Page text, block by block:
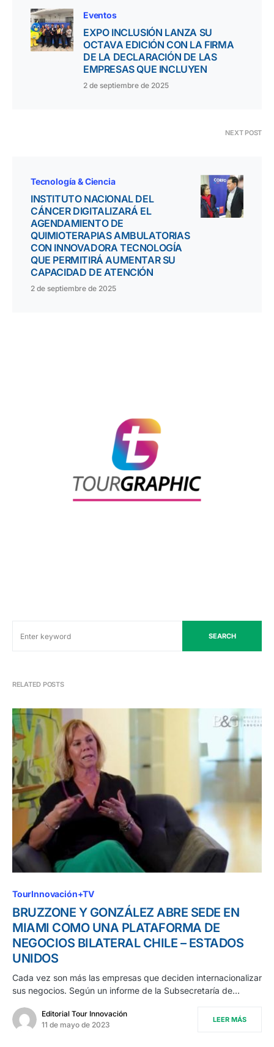
Eventos
EXPO INCLUSIÓN LANZA SU
OCTAVA EDICIÓN CON LA FIRMA
DE LA DECLARACIÓN DE LAS
EMPRESAS QUE INCLUYEN
2 de septiembre de 2025
NEXT POST
Tecnología & Ciencia
INSTITUTO NACIONAL DEL
CÁNCER DIGITALIZARÁ EL
AGENDAMIENTO DE
QUIMIOTERAPIAS AMBULATORIAS
CON INNOVADORA TECNOLOGÍA
QUE PERMITIRÁ AUMENTAR SU
CAPACIDAD DE ATENCIÓN
2 de septiembre de 2025
SEARCH
RELATED POSTS
TourInnovación+TV
BRUZZONE Y GONZÁLEZ ABRE SEDE EN
MIAMI COMO UNA PLATAFORMA DE
NEGOCIOS BILATERAL CHILE – ESTADOS
UNIDOS
Cada vez son más las empresas que deciden internacionalizar
sus negocios. Según un informe de la Subsecretaría de…
Editorial Tour Innovación
11 de mayo de 2023
LEER MÁS